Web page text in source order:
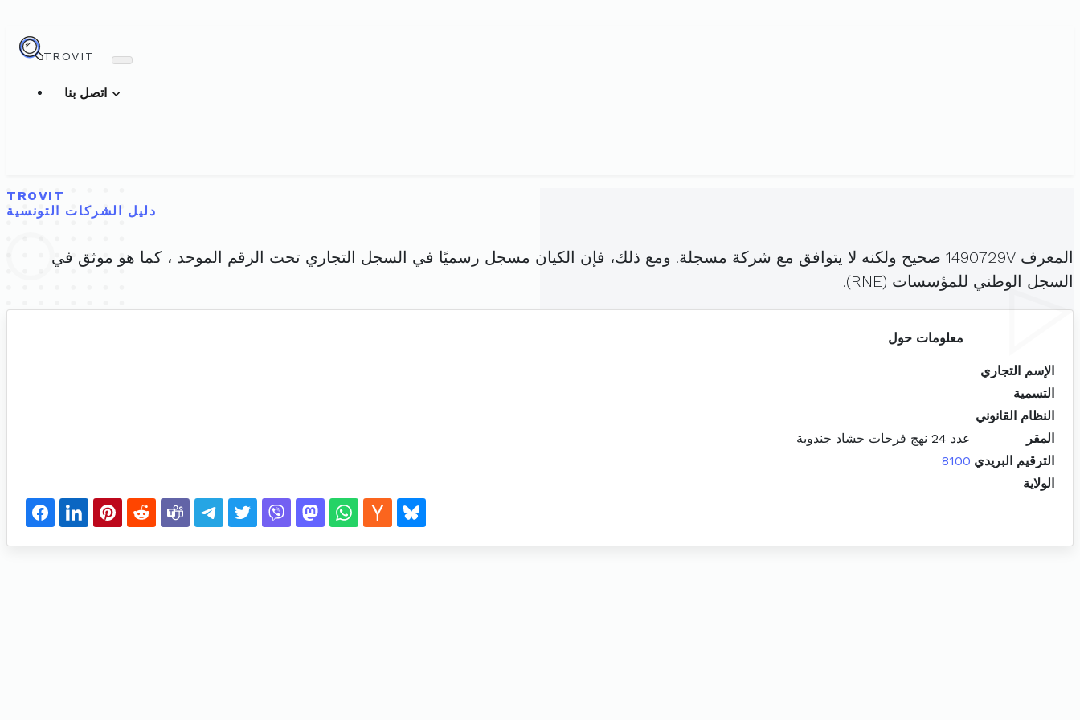
TROVIT
TROVIT
دليل الشركات التونسية
المعرف 1490729V صحيح ولكنه لا يتوافق مع شركة مسجلة. ومع ذلك، فإن الكيان مسجل رسميًا في السجل التجاري تحت الرقم الموحد ، كما هو موثق في
السجل الوطني للمؤسسات (RNE).
معلومات حول
الإسم التجاري
التسمية
النظام القانوني
المقر
عدد 24 نهج فرحات حشاد جندوبة
الترقيم البريدي 8100
الولاية